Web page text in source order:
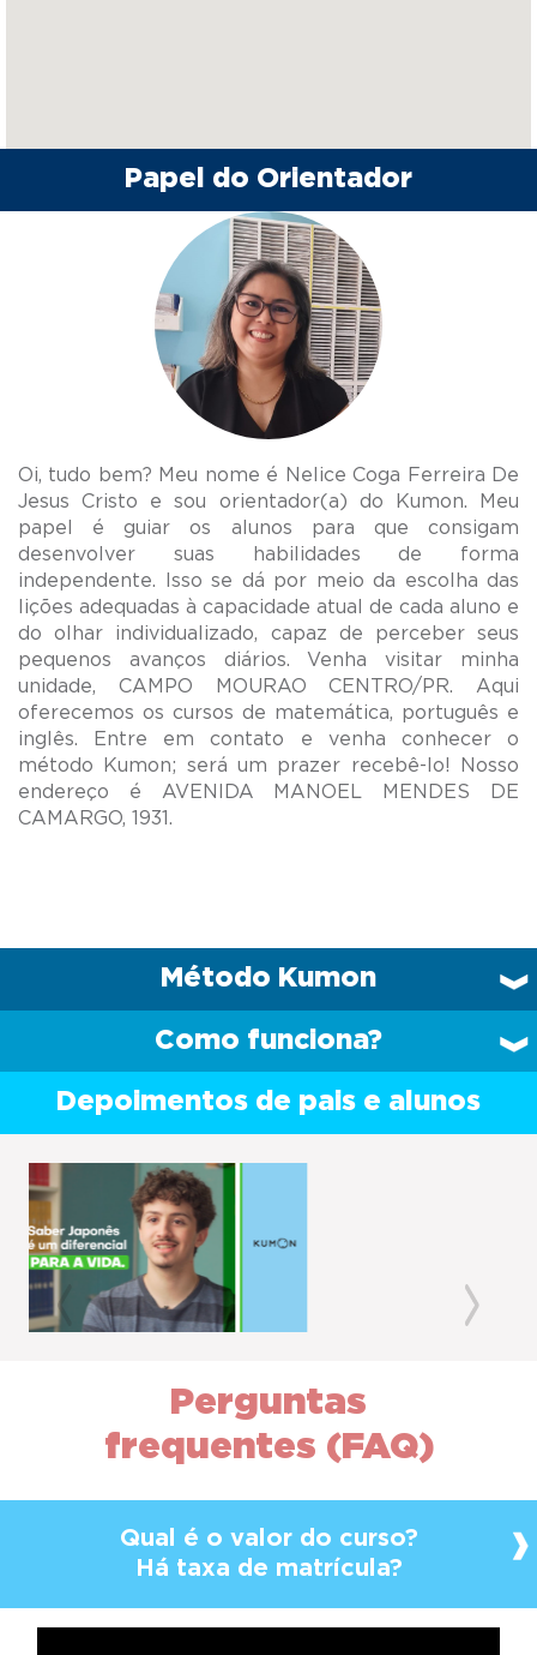
Papel do Orientador
Oi, tudo bem? Meu nome é Nelice Coga Ferreira De
Jesus Cristo e sou orientador(a) do Kumon. Meu
papel é guiar os alunos para que consigam
desenvolver suas habilidades de forma
independente. Isso se dá por meio da escolha das
lições adequadas à capacidade atual de cada aluno e
do olhar individualizado, capaz de perceber seus
pequenos avanços diários. Venha visitar minha
unidade, CAMPO MOURAO CENTRO/PR. Aqui
oferecemos os cursos de matemática, português e
inglês. Entre em contato e venha conhecer o
método Kumon; será um prazer recebê-lo! Nosso
endereço é AVENIDA MANOEL MENDES DE
Método Kumon
Como funciona?
Depoimentos de pais e alunos
Previous
Perguntas
frequentes (FAQ)
Qual é o valor do curso?
Há taxa de matrícula?